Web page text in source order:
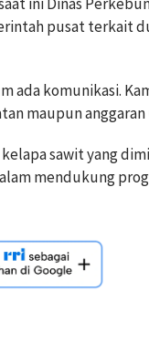
ini Dinas
pusat terkait
ada komunikasi.
maupun
sawit yang
mendukung